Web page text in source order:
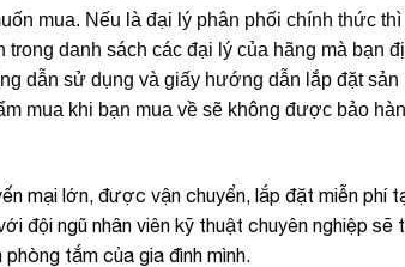
mua. Nếu là đại lý phân phối chính thức
danh sách các đại lý của hãng mà bạn
dẫn sử dụng và giấy hướng dẫn lắp đặt sản
mua khi bạn mua về sẽ không được bảo
mại lớn, được vận chuyển, lắp đặt miễn phí
đội ngũ nhân viên kỹ thuật chuyên nghiệp sẽ
tắm của gia đình mình.